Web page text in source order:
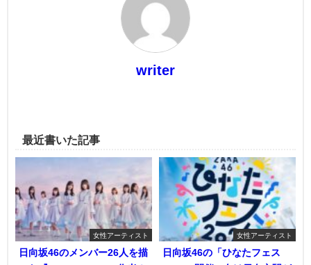
writer
最近書いた記事
女性アーティスト
日向坂46のメンバー26人を描
女性アーティスト
日向坂46の「ひなたフェス